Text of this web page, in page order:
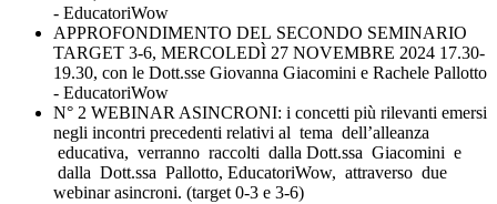
- EducatoriWow
APPROFONDIMENTO DEL SECONDO SEMINARIO
TARGET 3-6, MERCOLEDÌ 27 NOVEMBRE 2024 17.30-
19.30, con le Dott.sse Giovanna Giacomini e Rachele Pallotto
- EducatoriWow
N° 2 WEBINAR ASINCRONI: i concetti più rilevanti emersi
negli incontri precedenti relativi al tema dell’alleanza
educativa, verranno raccolti dalla Dott.ssa Giacomini e
dalla Dott.ssa Pallotto, EducatoriWow, attraverso due
webinar asincroni. (target 0-3 e 3-6)